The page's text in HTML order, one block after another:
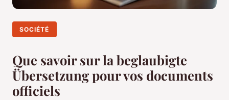
SOCIÉTÉ
Que savoir sur la beglaubigte
Übersetzung pour vos documents
officiels